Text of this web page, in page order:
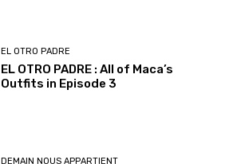
EL OTRO PADRE
EL OTRO PADRE : All of Maca’s
Outfits in Episode 3
DEMAIN NOUS APPARTIENT